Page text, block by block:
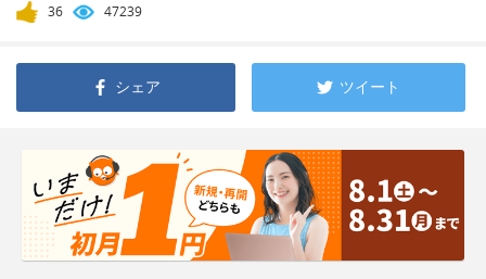
36 47239
シェア ツイート